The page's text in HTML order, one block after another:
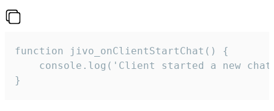
function jivo_onClientStartChat() {
console.log('Client started a new
}